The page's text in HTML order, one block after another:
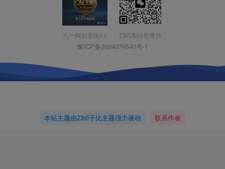
八一网创系统3.0 扫码加站长微信
豫ICP备2024076540号-1
本站主题由Zibll子比主题强力驱动 联系作者